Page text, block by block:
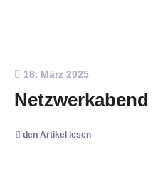
18. März 2025
Netzwerkabend
den Artikel lesen